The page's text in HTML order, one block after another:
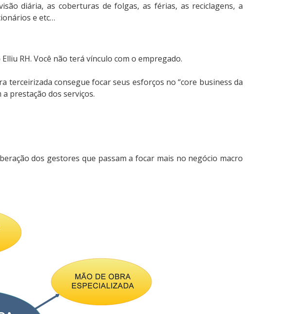
diária, as coberturas de folgas, as férias, as reciclagens, a
e etc…
RH. Você não terá vínculo com o empregado.
terceirizada consegue focar seus esforços no “core business da
prestação dos serviços.
dos gestores que passam a focar mais no negócio macro